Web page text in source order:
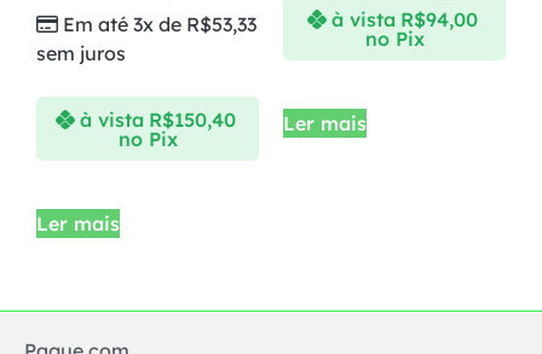
Em até 3x de R$53,33
sem juros
à vista R$150,40
no Pix
Ler mais
à vista R$94,00
no Pix
Ler mais